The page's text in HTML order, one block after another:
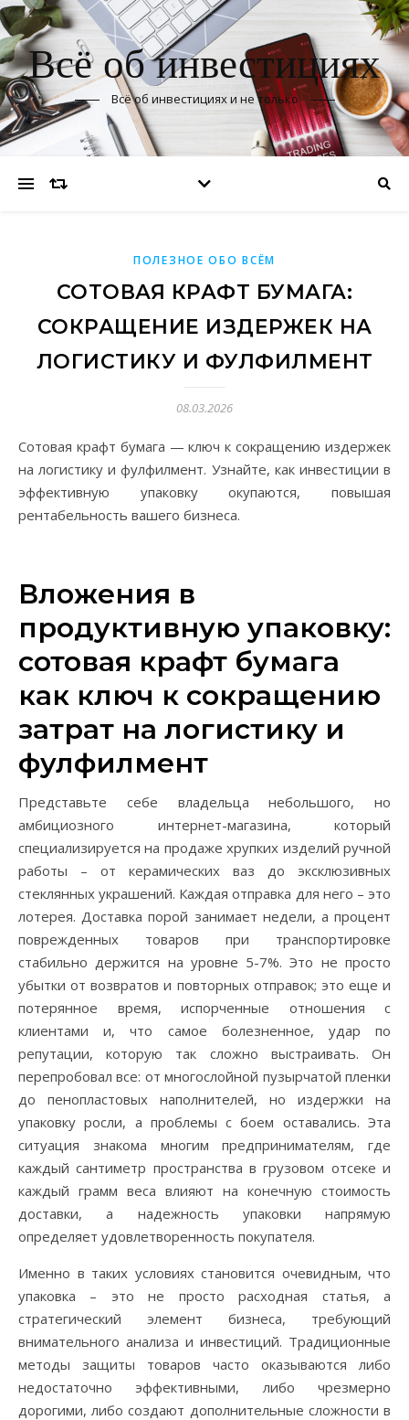
Всё об инвестициях
Всё об инвестициях и не только
ПОЛЕЗНОЕ ОБО ВСЁМ
СОТОВАЯ КРАФТ БУМАГА:
СОКРАЩЕНИЕ ИЗДЕРЖЕК НА
ЛОГИСТИКУ И ФУЛФИЛМЕНТ
08.03.2026
Сотовая крафт бумага — ключ к сокращению издержек
на логистику и фулфилмент. Узнайте, как инвестиции в
эффективную упаковку окупаются, повышая
рентабельность вашего бизнеса.
Вложения в
продуктивную упаковку:
сотовая крафт бумага
как ключ к сокращению
затрат на логистику и
фулфилмент
Представьте себе владельца небольшого, но
амбициозного интернет-магазина, который
специализируется на продаже хрупких изделий ручной
работы – от керамических ваз до эксклюзивных
стеклянных украшений. Каждая отправка для него – это
лотерея. Доставка порой занимает недели, а процент
поврежденных товаров при транспортировке
стабильно держится на уровне 5-7%. Это не просто
убытки от возвратов и повторных отправок; это еще и
потерянное время, испорченные отношения с
клиентами и, что самое болезненное, удар по
репутации, которую так сложно выстраивать. Он
перепробовал все: от многослойной пузырчатой пленки
до пенопластовых наполнителей, но издержки на
упаковку росли, а проблемы с боем оставались. Эта
ситуация знакома многим предпринимателям, где
каждый сантиметр пространства в грузовом отсеке и
каждый грамм веса влияют на конечную стоимость
доставки, а надежность упаковки напрямую
определяет удовлетворенность покупателя.
Именно в таких условиях становится очевидным, что
упаковка – это не просто расходная статья, а
стратегический элемент бизнеса, требующий
внимательного анализа и инвестиций. Традиционные
методы защиты товаров часто оказываются либо
недостаточно эффективными, либо чрезмерно
дорогими, либо создают дополнительные сложности в